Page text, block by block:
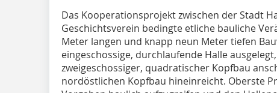
Das Kooperationsprojekt zwischen der Stadt
Geschichtsverein bedingte etliche bauliche
Meter langen und knapp neun Meter tiefen
eingeschossige, durchlaufende Halle
zweigeschossiger, quadratischer Kopfbau
nordöstlichen Kopfbau hineinreicht. Oberste